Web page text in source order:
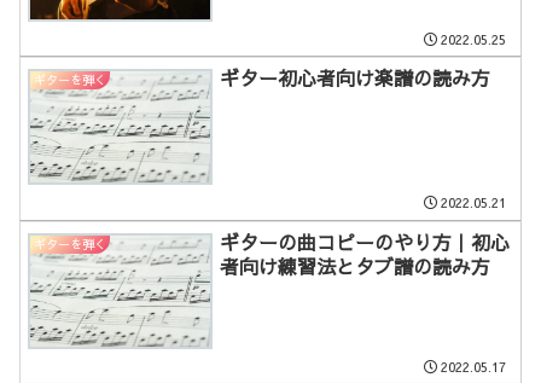
2022.05.25
ギターを弾く ギター初心者向け楽譜の読み方
2022.05.21
ギターを弾く
ギターの曲コピーのやり方｜初心
者向け練習法とタブ譜の読み方
2022.05.17